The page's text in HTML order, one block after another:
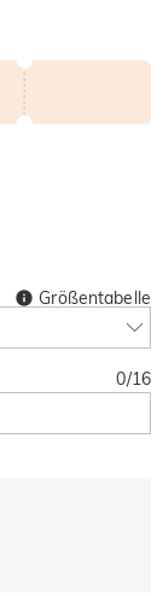
Größentabelle
0/16